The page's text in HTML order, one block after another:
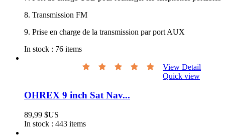
8. Transmission FM
9. Prise en charge de la transmission par port AUX
In stock : 76 items
View Detail
Quick view
OHREX 9 inch Sat Nav...
89,99 $US
In stock : 443 items